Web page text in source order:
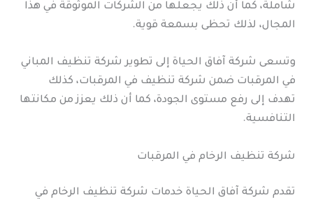
شاملة، كما أن ذلك يجعلها من الشركات الموثوقة في هذا
المجال، لذلك تحظى بسمعة قوية.
وتسعى شركة آفاق الحياة إلى تطوير شركة تنظيف المباني
في المرقبات ضمن شركة تنظيف في المرقبات، كذلك
تهدف إلى رفع مستوى الجودة، كما أن ذلك يعزز من مكانتها
التنافسية.
شركة تنظيف الرخام في المرقبات
تقدم شركة آفاق الحياة خدمات شركة تنظيف الرخام في